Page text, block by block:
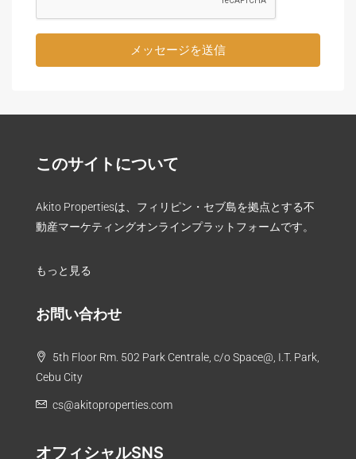
メッセージを送信
このサイトについて
Akito Propertiesは、フィリピン・セブ島を拠点とする不
動産マーケティングオンラインプラットフォームです。
もっと見る
お問い合わせ
5th Floor Rm. 502 Park Centrale, c/o Space@, I.T. Park,
Cebu City
cs@akitoproperties.com
オフィシャルSNS